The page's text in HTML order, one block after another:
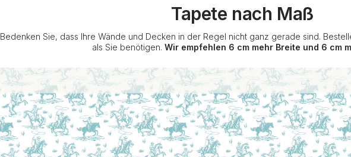
Tapete nach Maß
Bedenken Sie, dass Ihre Wände und Decken in der Regel nicht ganz gerade sind.
als Sie benötigen. Wir empfehlen 6 cm mehr Breite und 6 cm